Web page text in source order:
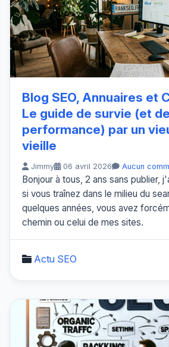
Blog SEO, Annuaires et
Le guide de survie (et de
performance) par un
vieille
Jimmy 06 avril 2026 Aucun
Bonjour à tous, 2 ans sans publier,
si vous traînez dans le milieu du
quelques années, vous avez
chemin ou celui de mes sites.
Actu SEO